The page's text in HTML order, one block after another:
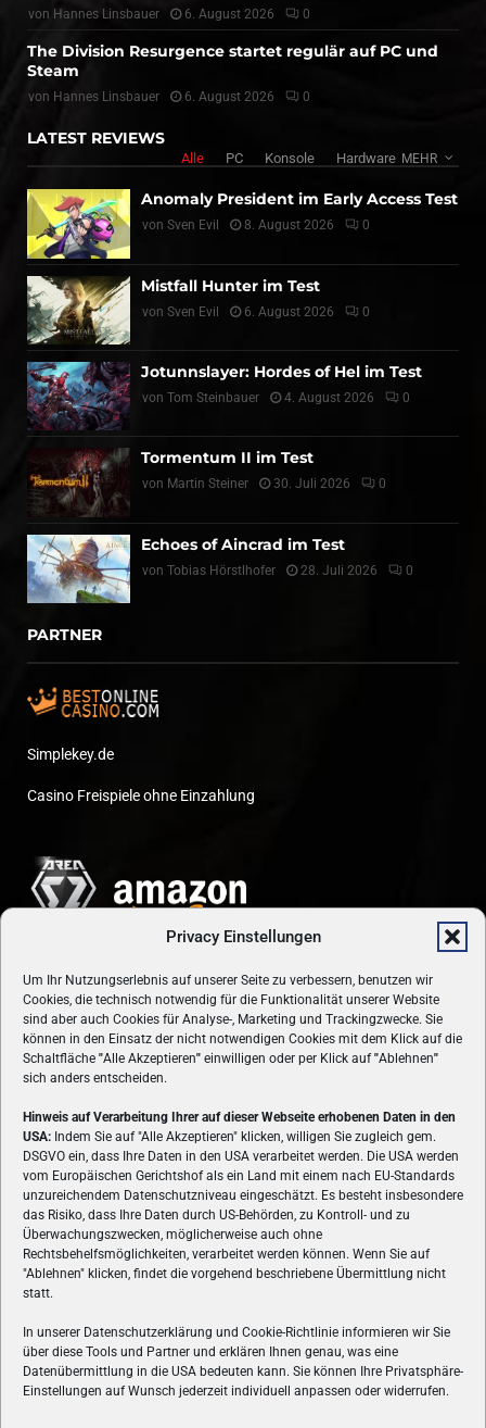
Privacy Einstellungen
Um Ihr Nutzungserlebnis auf unserer Seite zu verbessern, benutzen wir
Cookies, die technisch notwendig für die Funktionalität unserer Website
sind aber auch Cookies für Analyse-, Marketing und Trackingzwecke. Sie
können in den Einsatz der nicht notwendigen Cookies mit dem Klick auf die
Schaltfläche "Alle Akzeptieren" einwilligen oder per Klick auf"Ablehnen"
sich anders entscheiden.
Hinweis auf Verarbeitung Ihrer auf dieser Webseite erhobenen Daten in den
USA: Indem Sie auf "Alle Akzeptieren" klicken, willigen Sie zugleich gem.
DSGVO ein, dass Ihre Daten in den USA verarbeitet werden. Die USA werden
vom Europäischen Gerichtshof als ein Land mit einem nach EU-Standards
unzureichendem Datenschutzniveau eingeschätzt. Es besteht insbesondere
das Risiko, dass Ihre Daten durch US-Behörden, zu Kontroll- und zu
Überwachungszwecken, möglicherweise auch ohne
Rechtsbehelfsmöglichkeiten, verarbeitet werden können. Wenn Sie auf
"Ablehnen" klicken, findet die vorgehend beschriebene Übermittlung nicht
statt.
In unserer Datenschutzerklärung und Cookie-Richtlinie informieren wir Sie
über diese Tools und Partner und erklären Ihnen genau, was eine
Datenübermittlung in die USA bedeuten kann. Sie können Ihre Privatsphäre-
Einstellungen auf Wunsch jederzeit individuell anpassen oder widerrufen.
von Hannes Linsbauer 6. August 2026 0
The Division Resurgence startet regulär auf PC und
Steam
von Hannes Linsbauer 6. August 2026 0
LATEST REVIEWS
Alle PC Konsole Hardware MEHR
Anomaly President im Early Access Test
von Sven Evil 8. August 2026 0
Mistfall Hunter im Test
von Sven Evil 6. August 2026 0
Jotunnslayer: Hordes of Hel im Test
von Tom Steinbauer 4. August 2026 0
Tormentum II im Test
von Martin Steiner 30. Juli 2026 0
Echoes of Aincrad im Test
von Tobias Hörstlhofer 28. Juli 2026 0
PARTNER
Simplekey.de
Casino Freispiele ohne Einzahlung
ÜBER UNS
VON GAMERN, FÜR GAMER! Gamers.at ist das älteste Online-
Spielemagazin Österreichs und bringt täglich aktuelle News,
Reviews und Videos zu PC- und Konsolenspielen, Gaming-
Hardware und aus der Welt des e-Sport's.
FOLGE UNS